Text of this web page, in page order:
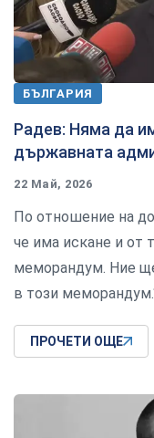
БЪЛГАРИЯ
Радев: Няма да
държавната
22 Май, 2026
По отношение на
че има искане и от
меморандум. Ние
в този
ПРОЧЕТИ ОЩЕ